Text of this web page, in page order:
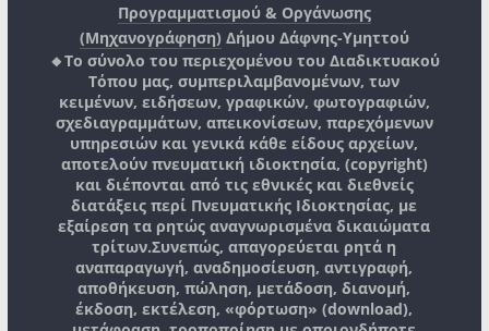
Προγραμματισμού & Οργάνωσης
(Μηχανογράφηση) Δήμου Δάφνης-Υμηττού
🔸Το σύνολο του περιεχομένου του Διαδικτυακού
Τόπου μας, συμπεριλαμβανομένων, των
κειμένων, ειδήσεων, γραφικών, φωτογραφιών,
σχεδιαγραμμάτων, απεικονίσεων, παρεχόμενων
υπηρεσιών και γενικά κάθε είδους αρχείων,
αποτελούν πνευματική ιδιοκτησία, (copyright)
και διέπονται από τις εθνικές και διεθνείς
διατάξεις περί Πνευματικής Ιδιοκτησίας, με
εξαίρεση τα ρητώς αναγνωρισμένα δικαιώματα
τρίτων.Συνεπώς, απαγορεύεται ρητά η
αναπαραγωγή, αναδημοσίευση, αντιγραφή,
αποθήκευση, πώληση, μετάδοση, διανομή,
έκδοση, εκτέλεση, «φόρτωση» (download),